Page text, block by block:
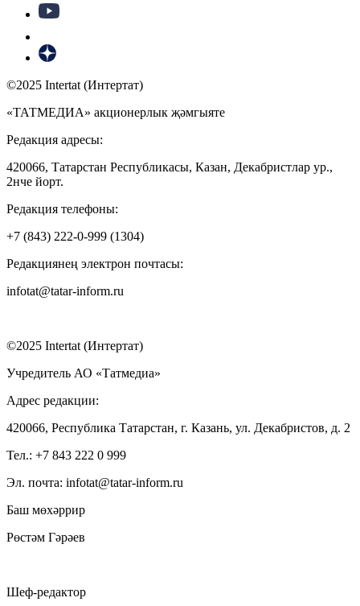
©2025 Intertat (Интертат)
«ТАТМЕДИА» акционерлык җәмгыяте
Редакция адресы:
420066, Татарстан Республикасы, Казан, Декабристлар ур.,
2нче йорт.
Редакция телефоны:
+7 (843) 222-0-999 (1304)
Редакциянең электрон почтасы:
infotat@tatar-inform.ru
©2025 Intertat (Интертат)
Учредитель АО «Татмедиа»
Адрес редакции:
420066, Республика Татарстан, г. Казань, ул. Декабристов, д. 2
Тел.: +7 843 222 0 999
Эл. почта: infotat@tatar-inform.ru
Баш мөхәррир
Рөстәм Гәрәев
Шеф-редактор